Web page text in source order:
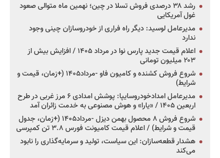
رشد ۳۸ درصدی فروش تسلا در چین؛ نهمین ماه متوالی صعود
غول آمریکایی
مدیرعامل لوسید: دیگر راه فراری از خودروسازان چینی وجود
ندارد
اعلام قیمت جدید پارس نوا در مرداد ۱۴۰۵ / افزایش بیش از
۲۰۳ میلیون تومانی
شروع فروش کشنده و کامیون فاو -مرداد۱۴۰۵ (+زمان، قیمت و
شرایط)
مدیرعامل امدادخودروسایپا: پوشش امدادی ۶ مرز غربی در طرح
اربعین ۱۴۰۵ / «یارا» و هوش مصنوعی به خدمت زائران آمد
شروع فروش ۸ محصول بهمن دیزل -مرداد۱۴۰۵ (+زمان، جدول
قیمت و شرایط) / اعلام قیمت کامیونت فورس ۳.۸ تن کمپرسی
هشدار قطعه‌سازان: این سیاست، تولید و سرمایه‌گذاری را نابود
می‌کند